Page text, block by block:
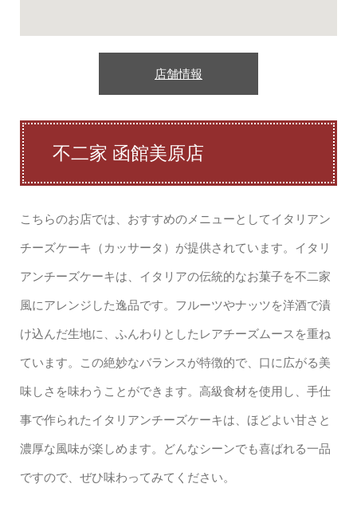
店舗情報
不二家 函館美原店
こちらのお店では、おすすめのメニューとしてイタリアン
チーズケーキ（カッサータ）が提供されています。イタリ
アンチーズケーキは、イタリアの伝統的なお菓子を不二家
風にアレンジした逸品です。フルーツやナッツを洋酒で漬
け込んだ生地に、ふんわりとしたレアチーズムースを重ね
ています。この絶妙なバランスが特徴的で、口に広がる美
味しさを味わうことができます。高級食材を使用し、手仕
事で作られたイタリアンチーズケーキは、ほどよい甘さと
濃厚な風味が楽しめます。どんなシーンでも喜ばれる一品
ですので、ぜひ味わってみてください。